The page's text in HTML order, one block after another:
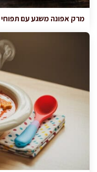
מרק אפונה משגע עם